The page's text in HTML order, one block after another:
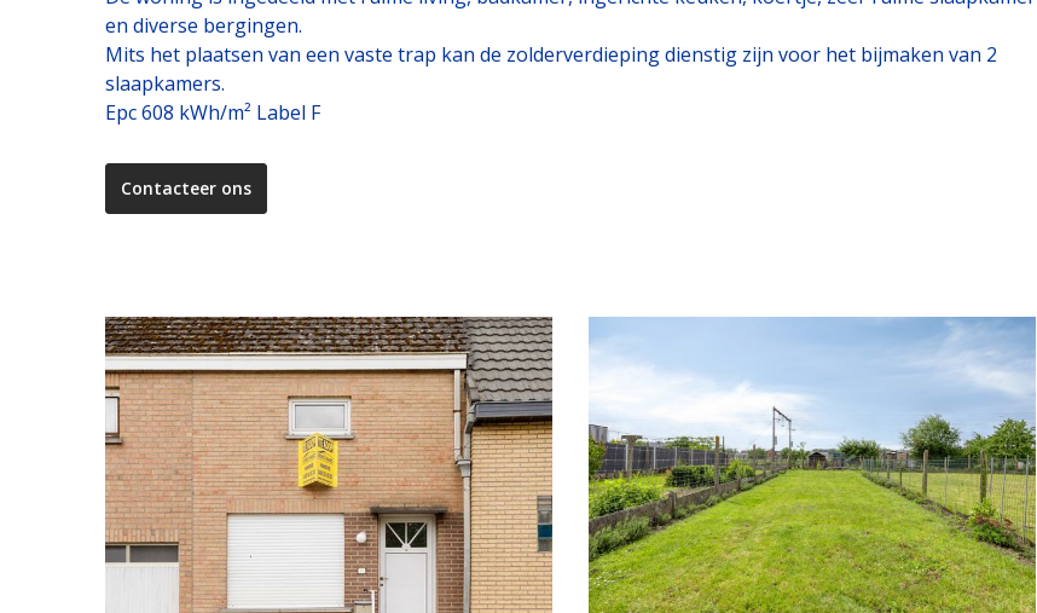
en diverse bergingen.
Mits het plaatsen van een vaste trap kan de zolderverdieping dienstig zijn voor het bijmaken van 2
slaapkamers.
Epc 608 kWh/m² Label F
Contacteer ons